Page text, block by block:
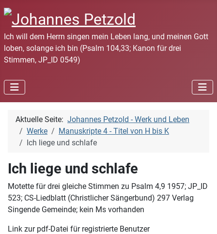
Ich will dem Herrn singen mein Leben lang, und meinen Gott
loben, solange ich bin (Psalm 104,33; Kanon für drei
Stimmen, JP_ID 0549)
Aktuelle Seite: Johannes Petzold - Werk und Leben
Werke
Manuskripte 4 - Titel von H bis K
Ich liege und schlafe
Ich liege und schlafe
Motette für drei gleiche Stimmen zu Psalm 4,9 1957; JP_ID
523; CS-Liedblatt (Christlicher Sängerbund) 297 Verlag
Singende Gemeinde; kein Ms vorhanden
Link zur pdf-Datei für registrierte Benutzer